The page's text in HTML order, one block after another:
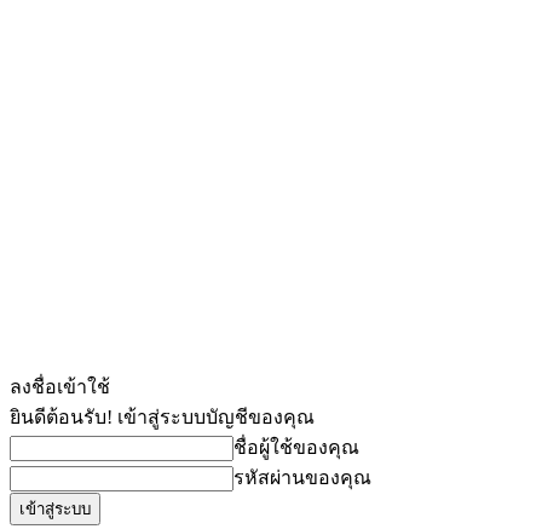
ลงชื่อเข้าใช้
ยินดีต้อนรับ! เข้าสู่ระบบบัญชีของคุณ
ชื่อผู้ใช้ของคุณ
รหัสผ่านของคุณ